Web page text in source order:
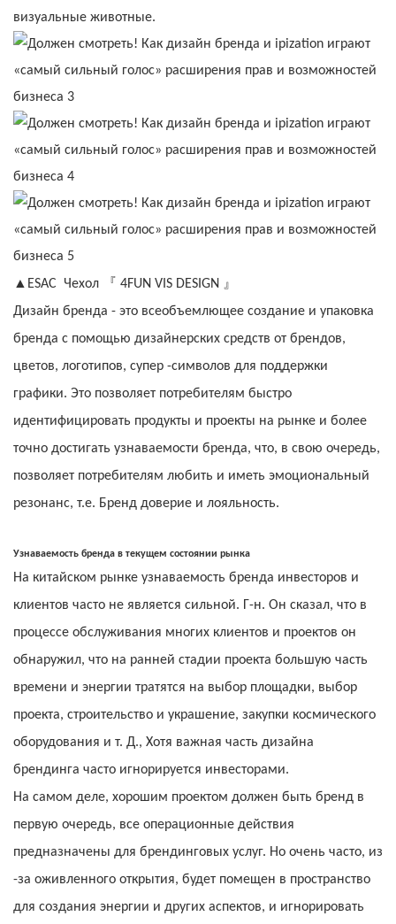
визуальные животные.
▲ESAC Чехол 『 4FUN VIS DESIGN 』
Дизайн бренда - это всеобъемлющее создание и упаковка
бренда с помощью дизайнерских средств от брендов,
цветов, логотипов, супер -символов для поддержки
графики. Это позволяет потребителям быстро
идентифицировать продукты и проекты на рынке и более
точно достигать узнаваемости бренда, что, в свою очередь,
позволяет потребителям любить и иметь эмоциональный
резонанс, т.е. Бренд доверие и лояльность.
Узнаваемость бренда в текущем состоянии рынка
На китайском рынке узнаваемость бренда инвесторов и
клиентов часто не является сильной. Г-н. Он сказал, что в
процессе обслуживания многих клиентов и проектов он
обнаружил, что на ранней стадии проекта большую часть
времени и энергии тратятся на выбор площадки, выбор
проекта, строительство и украшение, закупки космического
оборудования и т. Д., Хотя важная часть дизайна
брендинга часто игнорируется инвесторами.
На самом деле, хорошим проектом должен быть бренд в
первую очередь, все операционные действия
предназначены для брендинговых услуг. Но очень часто, из
-за оживленного открытия, будет помещен в пространство
для создания энергии и других аспектов, и игнорировать